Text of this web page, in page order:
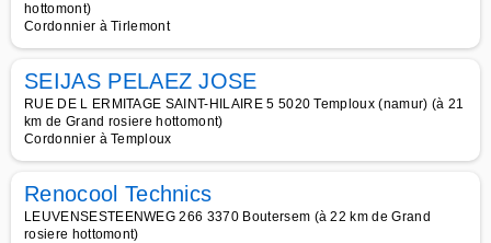
hottomont)
Cordonnier à Tirlemont
SEIJAS PELAEZ JOSE
RUE DE L ERMITAGE SAINT-HILAIRE 5 5020 Temploux (namur) (à 21
km de Grand rosiere hottomont)
Cordonnier à Temploux
Renocool Technics
LEUVENSESTEENWEG 266 3370 Boutersem (à 22 km de Grand
rosiere hottomont)